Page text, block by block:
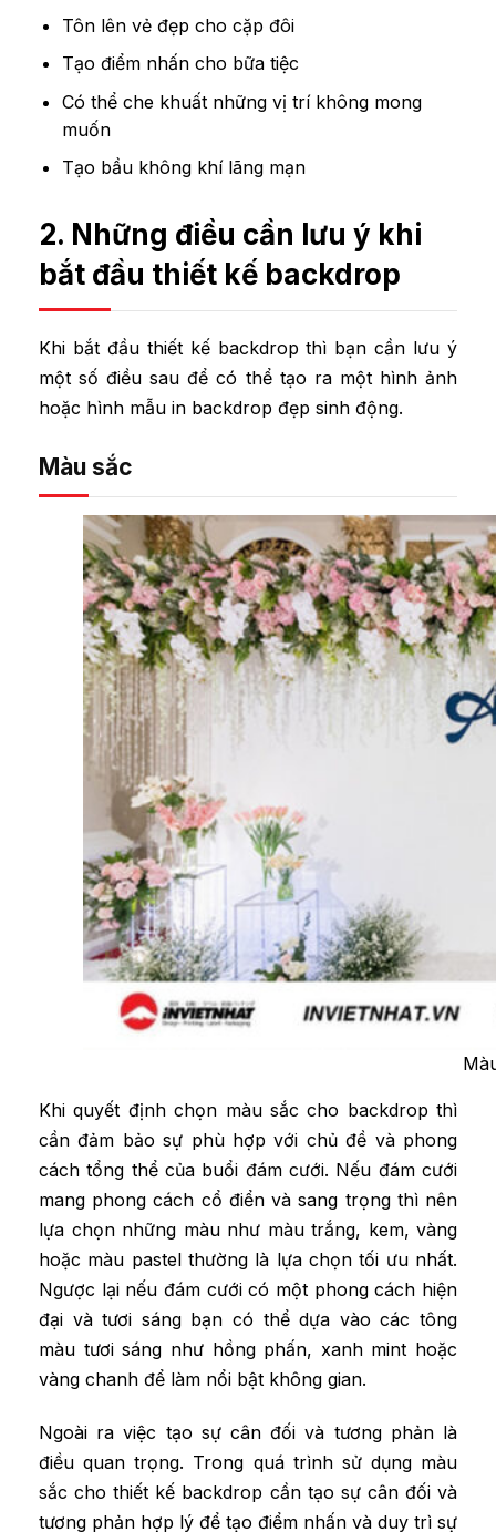
Tôn lên vẻ đẹp cho cặp đôi
Tạo điểm nhấn cho bữa tiệc
Có thể che khuất những vị trí không mong
muốn
Tạo bầu không khí lãng mạn
2. Những điều cần lưu ý khi
bắt đầu thiết kế backdrop
Khi bắt đầu thiết kế backdrop thì bạn cần lưu ý
một số điều sau để có thể tạo ra một hình ảnh
hoặc hình mẫu in backdrop đẹp sinh động.
Màu sắc
Khi quyết định chọn màu sắc cho backdrop thì
cần đảm bảo sự phù hợp với chủ đề và phong
cách tổng thể của buổi đám cưới. Nếu đám cưới
mang phong cách cổ điển và sang trọng thì nên
lựa chọn những màu như màu trắng, kem, vàng
hoặc màu pastel thường là lựa chọn tối ưu nhất.
Ngược lại nếu đám cưới có một phong cách hiện
đại và tươi sáng bạn có thể dựa vào các tông
màu tươi sáng như hồng phấn, xanh mint hoặc
vàng chanh để làm nổi bật không gian.
Ngoài ra việc tạo sự cân đối và tương phản là
điều quan trọng. Trong quá trình sử dụng màu
sắc cho thiết kế backdrop cần tạo sự cân đối và
tương phản hợp lý để tạo điểm nhấn và duy trì sự